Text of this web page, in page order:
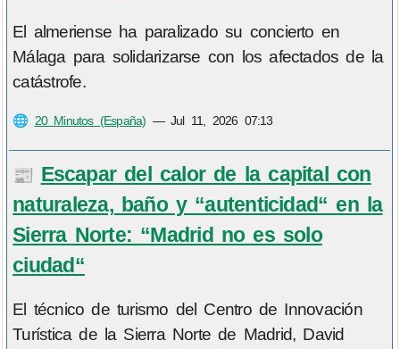
El almeriense ha paralizado su concierto en
Málaga para solidarizarse con los afectados de la
catástrofe.
🌐 20 Minutos (España) —Jul 11, 2026 07:13
📰 Escapar del calor de la capital con
naturaleza, baño y “autenticidad“ en la
Sierra Norte: “Madrid no es solo
ciudad“
El técnico de turismo del Centro de Innovación
Turística de la Sierra Norte de Madrid, David